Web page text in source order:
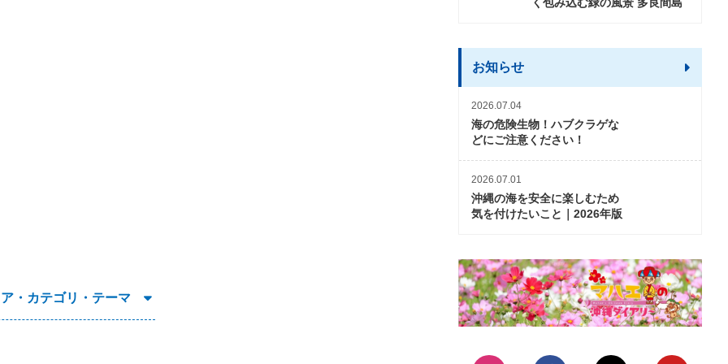
・カテゴリ・テーマ
く包み込む緑の風景 多良間島
お知らせ
2026.07.04
海の危険生物！ハブクラゲな
どにご注意ください！
2026.07.01
沖縄の海を安全に楽しむため
気を付けたいこと｜2026年版